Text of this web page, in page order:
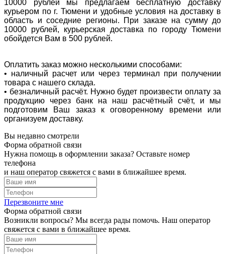
10000 рублей мы предлагаем бесплатную доставку
курьером по г. Тюмени и удобные условия на доставку в
область и соседние регионы. При заказе на сумму до
10000 рублей, курьерская доставка по городу Тюмени
обойдется Вам в 500 рублей.
Оплатить заказ можно несколькими способами:
• наличный расчет или через терминал при получении
товара с нашего склада.
• безналичный расчёт. Нужно будет произвести оплату за
продукцию через банк на наш расчётный счёт, и мы
подготовим Ваш заказ к оговоренному времени или
организуем доставку.
Вы недавно смотрели
Форма обратной связи
Нужна помощь в оформлении заказа? Оставьте номер
телефона
и наш оператор свяжется с вами в ближайшее время.
Перезвоните мне
Форма обратной связи
Возникли вопросы? Мы всегда рады помочь. Наш оператор
свяжется с вами в ближайшее время.